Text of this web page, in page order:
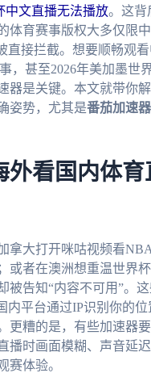
中文直播无法播放。这背
体育赛事版权大多仅限
直接拦截。想要顺畅观
，甚至2026年美加墨世
器是关键。本文就带你
姿势，尤其是番茄加速器
外看国内体育
拿大打开咪咕视频看
或者在澳洲想重温世界
被告知“内容不可用”。
平台通过IP识别你的位
更糟的是，有些加速器
播时画面模糊、声音延
赛体验。